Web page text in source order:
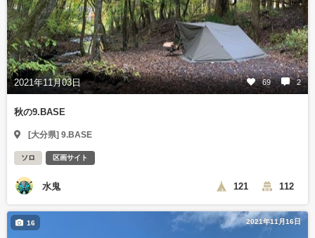
2021年11月03日 69 2
秋の9.BASE
[大分県] 9.BASE
ソロ 区画サイト
水鬼 121 112
2021年11月16日
16